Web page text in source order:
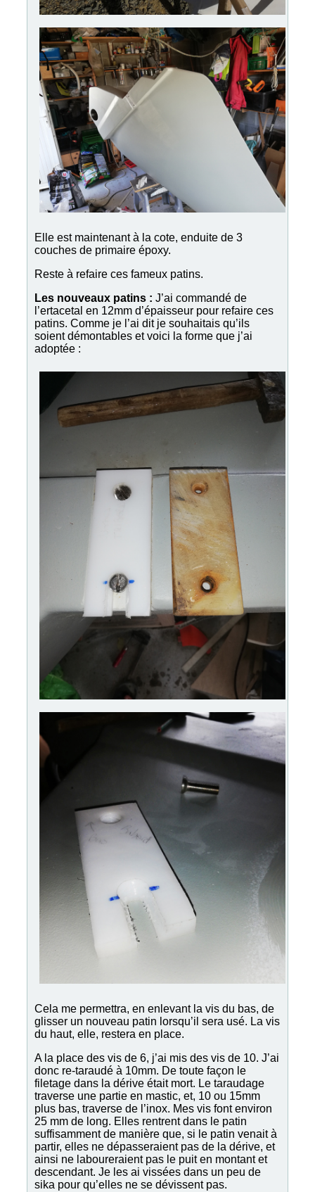
Elle est maintenant à la cote, enduite de 3
couches de primaire époxy.
Reste à refaire ces fameux patins.
Les nouveaux patins : J’ai commandé de
l’ertacetal en 12mm d’épaisseur pour refaire ces
patins. Comme je l’ai dit je souhaitais qu’ils
soient démontables et voici la forme que j’ai
adoptée :
Cela me permettra, en enlevant la vis du bas, de
glisser un nouveau patin lorsqu’il sera usé. La vis
du haut, elle, restera en place.
A la place des vis de 6, j’ai mis des vis de 10. J’ai
donc re-taraudé à 10mm. De toute façon le
filetage dans la dérive était mort. Le taraudage
traverse une partie en mastic, et, 10 ou 15mm
plus bas, traverse de l’inox. Mes vis font environ
25 mm de long. Elles rentrent dans le patin
suffisamment de manière que, si le patin venait à
partir, elles ne dépasseraient pas de la dérive, et
ainsi ne laboureraient pas le puit en montant et
descendant. Je les ai vissées dans un peu de
sika pour qu’elles ne se dévissent pas.